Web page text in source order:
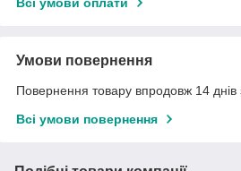
Всі умови оплати
Умови повернення
Повернення товару впродовж 14 днів
Всі умови повернення